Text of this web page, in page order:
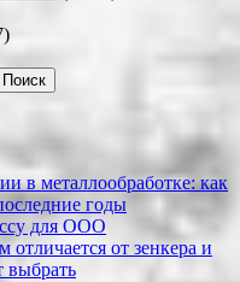
Поиск
в металлообработке: как
годы
для ООО
отличается от зенкера и
выбрать